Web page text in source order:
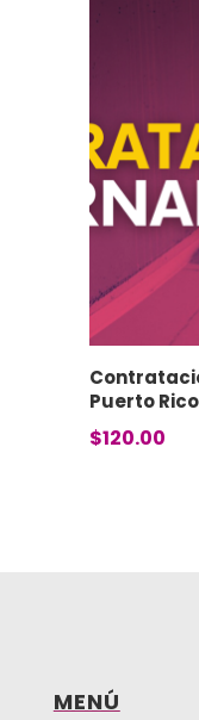
Puerto Rico
$120.00
MENÚ